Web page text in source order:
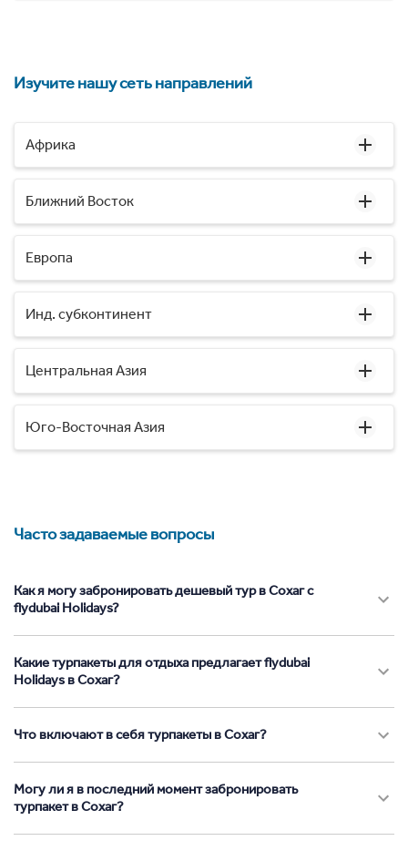
Изучите нашу сеть направлений
Африка
Ближний Восток
Европа
Инд. субконтинент
Центральная Азия
Юго-Восточная Азия
Часто задаваемые вопросы
Как я могу забронировать дешевый тур в Сохаг с
flydubai Holidays?
Какие турпакеты для отдыха предлагает flydubai
Holidays в Сохаг?
Что включают в себя турпакеты в Сохаг?
Могу ли я в последний момент забронировать
турпакет в Сохаг?